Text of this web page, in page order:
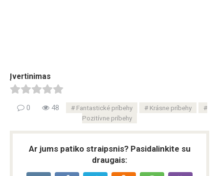
Įvertinimas
0 48 Fantastické príbehy
Krásne príbehy
Pozitívne príbehy
Ar jums patiko straipsnis? Pasidalinkite su
draugais: